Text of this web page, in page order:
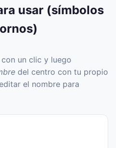
usar (símbolos
un clic y luego
del centro con tu propio
el nombre para